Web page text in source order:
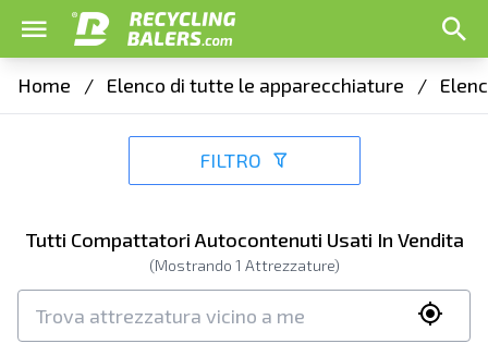
Home / Elenco di tutte le apparecchiature /
FILTRO
Tutti Compattatori Autocontenuti Usati In Vendita
(Mostrando 1 Attrezzature)